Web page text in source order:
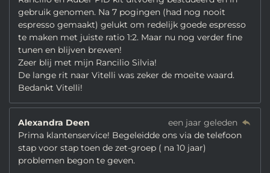
gebruik genomen. Na 7 pogingen (had nog nooit
espresso gemaakt) gelukt om redelijk goede espresso
te maken met juiste ratio 1:2. Maar nu nog verder fine
tunen en blijven brewen!
Zeer blij met mijn Rancilio Silvia!
De lange rit naar Vitelli was zeker de moeite waard.
Bedankt Vitelli!
Alexandra Deen
een jaar geleden
Prima klantenservice! Begeleidde ons via de telefoon
stap voor stap toen de zet-groep ( na 10 jaar)
problemen begon te geven.